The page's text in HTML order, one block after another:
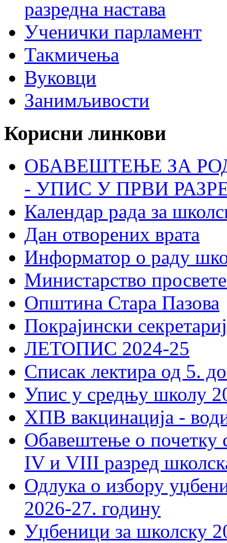
разредна настава
Ученички парламент
Такмичења
Вуковци
Занимљивости
Корисни линкови
ОБАВЕШТЕЊЕ ЗА
- УПИС У ПРВИ
Календар рада за
Дан отворених врата
Информатор о раду
Министарство
Општина Стара Пазова
Покрајински
ЛЕТОПИС 2024-25
Списак лектира од 5.
Упис у средњу школу
ХПВ вакцинација -
Обавештење о почетку
IV и VIII разред
Одлука о избору
2026-27. годину
Уџбеници за школску